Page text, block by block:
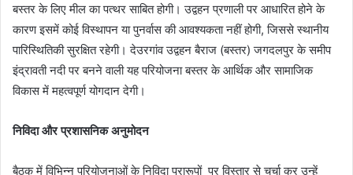
बस्तर के लिए मील का पत्थर साबित होगी। उद्वहन प्रणाली पर आधारित होने के
कारण इसमें कोई विस्थापन या पुनर्वास की आवश्यकता नहीं होगी, जिससे स्थानीय
पारिस्थितिकी सुरक्षित रहेगी। देउरगांव उद्वहन बैराज (बस्तर) जगदलपुर के समीप
इंद्रावती नदी पर बनने वाली यह परियोजना बस्तर के आर्थिक और सामाजिक
विकास में महत्वपूर्ण योगदान देगी।
निविदा और प्रशासनिक अनुमोदन
बैठक में विभिन्न परियोजनाओं के निविदा प्रारूपों पर विस्तार से चर्चा कर उन्हें